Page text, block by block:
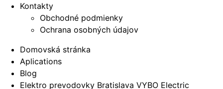
Kontakty
Obchodné podmienky
Ochrana osobných údajov
Domovská stránka
Aplications
Blog
Elektro prevodovky Bratislava VYBO Electric